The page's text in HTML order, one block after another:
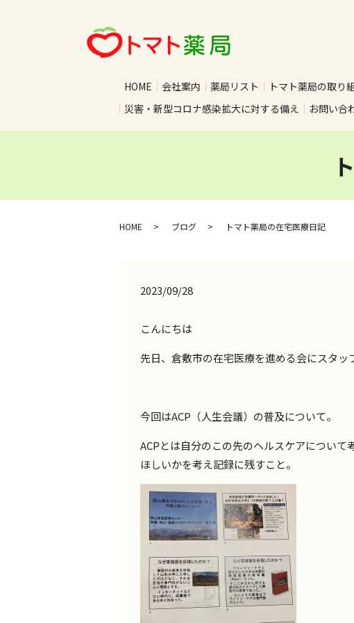
HOME 会社案内 薬局リスト トマト薬局の取り
災害・新型コロナ感染拡大に対する備え
お問い合
HOME ブログ トマト薬局の在宅医療日記
2023/09/28
こんにちは
先日、倉敷市の在宅医療を進める会にスタッ
今回はACP（人生会議）の普及について。
ACPとは自分のこの先のヘルスケアについ
ほしいかを考え記録に残すこと。